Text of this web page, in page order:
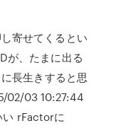
寄せてくるとい
が、たまに出る
長生きすると思
02/03 10:27:44
い rFactorに